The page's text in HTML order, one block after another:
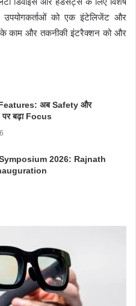
को एक इंटेलिजेंट और
के काम और तकनीकी इंटरैक्शन को और
अब Safety और
बढ़ा Focus
2026: Rajnath